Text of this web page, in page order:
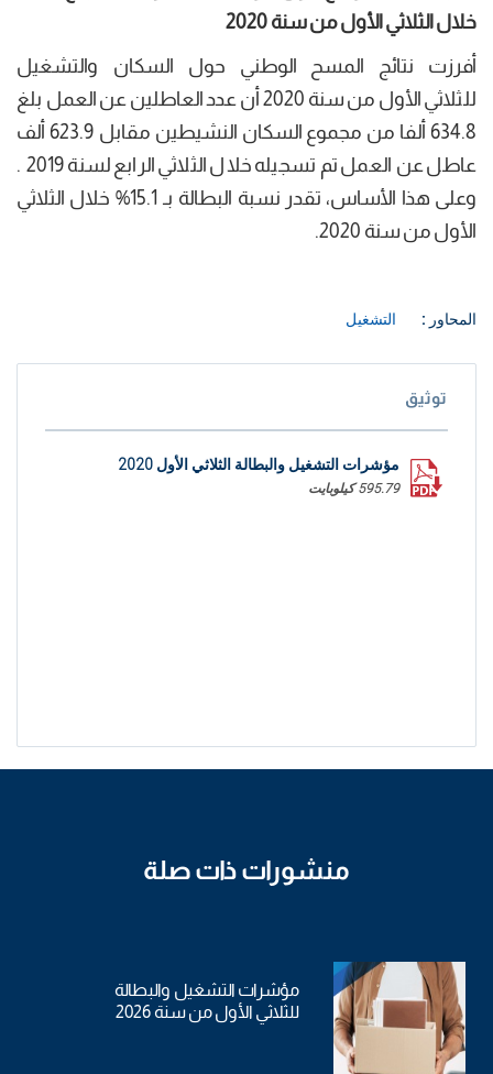
خلال الثلاثي الأول من سنة 2020
أفرزت نتائج المسح الوطني حول السكان والتشغيل
للثلاثي الأول من سنة 2020 أن عدد العاطلين عن العمل بلغ
634.8 ألفا من مجموع السكان النشيطين مقابل 623.9 ألف
عاطل عن العمل تم تسجيله خلال الثلاثي الرابع لسنة 2019 .
وعلى هذا الأساس، تقدر نسبة البطالة بـ 15.1% خلال الثلاثي
الأول من سنة 2020.
المحاور : التشغيل
توثيق
مؤشرات التشغيل والبطالة الثلاثي الأول 2020
595.79 كيلوبايت
منشورات ذات صلة
مؤشرات التشغيل والبطالة
للثلاثي الأول من سنة 2026